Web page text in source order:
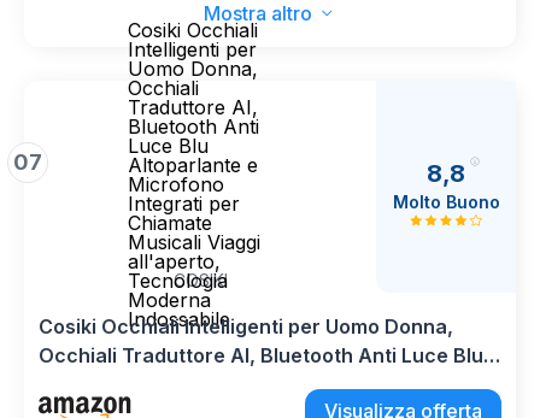
Mostra altro
07
Cosiki Occhiali
Intelligenti per
Uomo Donna,
Occhiali
Traduttore AI,
Bluetooth Anti
Luce Blu
Altoparlante e
Microfono
Integrati per
Chiamate
Musicali Viaggi
all'aperto,
Tecnologia
Moderna
Indossabile
COSIKI
8,8
Molto Buono
Cosiki Occhiali Intelligenti per Uomo Donna,
Occhiali Traduttore AI, Bluetooth Anti Luce Blu
Altoparlante e Microfono Integrati per Chiamate
Musicali Viaggi all'aperto, Tecnologia Moderna
Visualizza offerta